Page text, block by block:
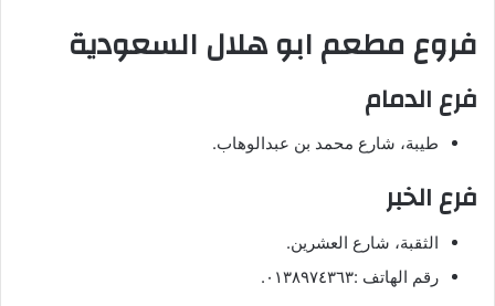
فروع مطعم ابو هلال السعودية
فرع الدمام
طيبة، شارع محمد بن عبدالوهاب.
فرع الخبر
الثقبة، شارع العشرين.
رقم الهاتف :٠١٣٨٩٧٤٣٦٣.